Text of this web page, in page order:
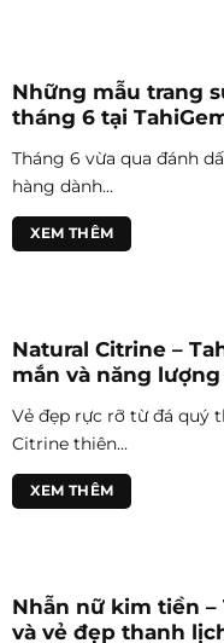
Những mẫu trang
tháng 6 tại
Tháng 6 vừa qua đánh
hàng dành...
XEM THÊM
Natural Citrine –
mắn và năng
Vẻ đẹp rực rỡ từ đá quý
Citrine thiên...
XEM THÊM
Nhẫn nữ kim tiền –
và vẻ đẹp thanh